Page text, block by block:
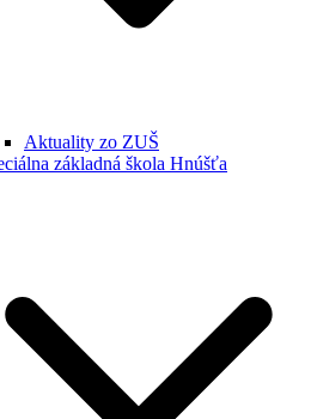
Aktuality zo ZUŠ
základná škola Hnúšťa